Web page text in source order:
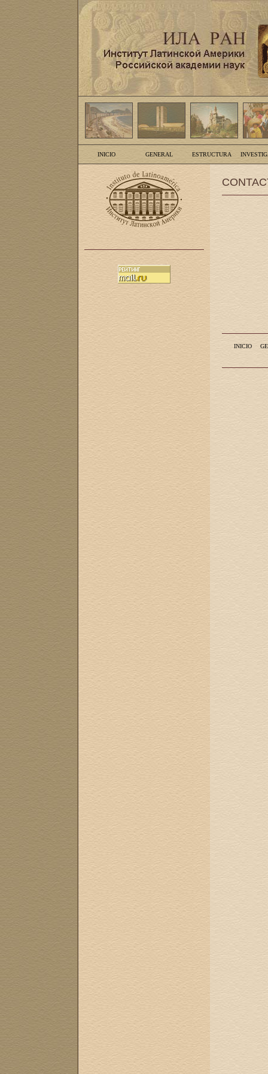
INICIO GENERAL ESTRUCTURA
INICIO